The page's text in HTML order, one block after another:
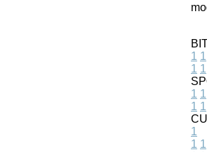
1 1
1 1
1 1
1 1
1
1 1